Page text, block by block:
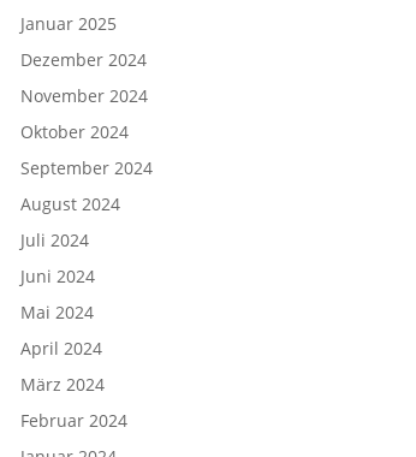
Januar 2025
Dezember 2024
November 2024
Oktober 2024
September 2024
August 2024
Juli 2024
Juni 2024
Mai 2024
April 2024
März 2024
Februar 2024